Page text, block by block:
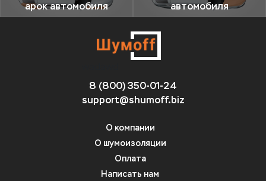
арок автомобиля
автомобиля
8 (800) 350-01-24
support@shumoff.biz
О компании
О шумоизоляции
Оплата
Написать нам